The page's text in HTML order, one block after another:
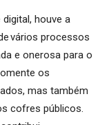
houve a
vários processos
e onerosa para o
os
mas também
cofres públicos.